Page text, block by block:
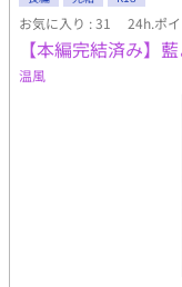
お気に入り : 31 24h.ポ
【本編完結済み】
温風